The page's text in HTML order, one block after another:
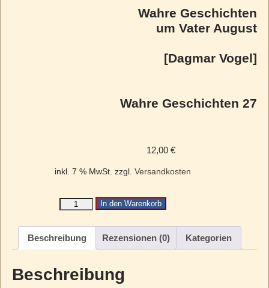
Wahre Geschichten
um Vater August
[Dagmar Vogel]
Wahre Geschichten 27
12,00 €
inkl. 7 % MwSt. zzgl. Versandkosten
In den Warenkorb
Beschreibung Rezensionen (0) Kategorien
Beschreibung